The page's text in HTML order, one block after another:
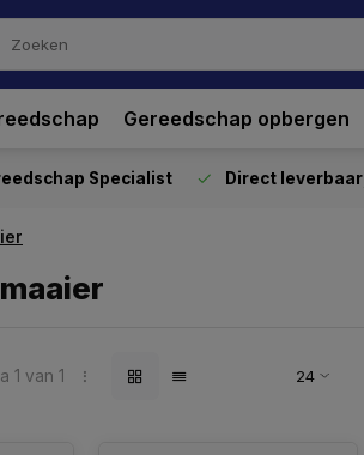
Gereedschap opbergen
Specialist Direct leverbaar
1 van 1